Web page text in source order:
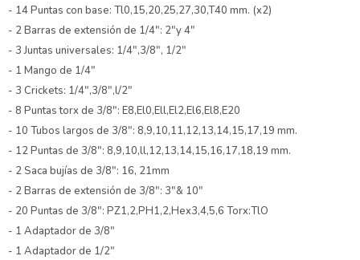
- 14 Puntas con base: Tl0,15,20,25,27,30,T40 mm. (x2)
- 2 Barras de extensión de 1/4": 2"y 4"
- 3 Juntas universales: 1/4",3/8", 1/2"
- 1 Mango de 1/4"
- 3 Crickets: 1/4",3/8",l/2"
- 8 Puntas torx de 3/8": E8,El0,Ell,El2,El6,El8,E20
- 10 Tubos largos de 3/8": 8,9,10,11,12,13,14,15,17,19 mm.
- 12 Puntas de 3/8": 8,9,10,ll,12,13,14,15,16,17,18,19 mm.
- 2 Saca bujías de 3/8": 16, 21mm
- 2 Barras de extensión de 3/8": 3"& 10"
- 20 Puntas de 3/8": PZ1,2,PH1,2,Hex3,4,5,6 Torx:TlO
- 1 Adaptador de 3/8"
- 1 Adaptador de 1/2"